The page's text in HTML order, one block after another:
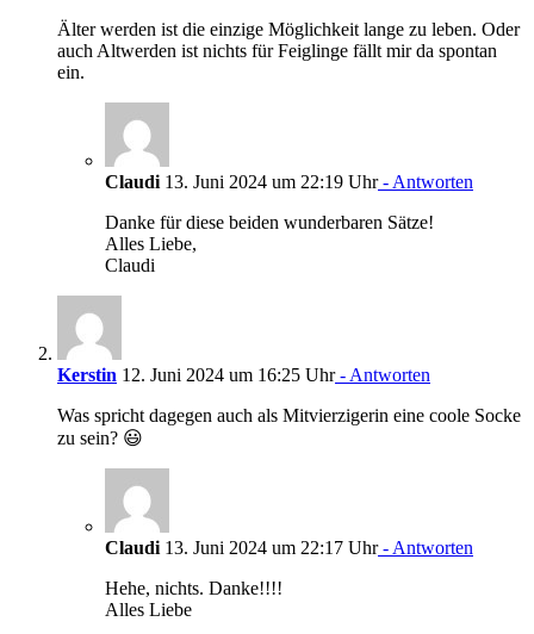
Älter werden ist die einzige Möglichkeit lange zu leben. Oder
auch Altwerden ist nichts für Feiglinge fällt mir da spontan
ein.
Claudi 13. Juni 2024 um 22:19 Uhr- Antworten
Danke für diese beiden wunderbaren Sätze!
Alles Liebe,
Claudi
Kerstin 12. Juni 2024 um 16:25 Uhr- Antworten
Was spricht dagegen auch als Mitvierzigerin eine coole Socke
zu sein? 😃
Claudi 13. Juni 2024 um 22:17 Uhr- Antworten
Hehe, nichts. Danke!!!!
Alles Liebe